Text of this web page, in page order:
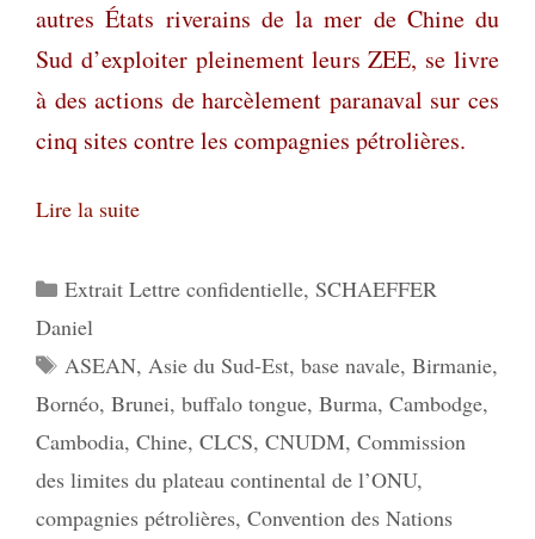
autres États riverains de la mer de Chine du
Sud d’exploiter pleinement leurs ZEE, se livre
à des actions de harcèlement paranaval sur ces
cinq sites contre les compagnies pétrolières.
Lire la suite
Catégories
Extrait Lettre confidentielle, SCHAEFFER
Daniel
Étiquettes
ASEAN, Asie du Sud-Est, base navale, Birmanie,
Bornéo, Brunei, buffalo tongue, Burma, Cambodge,
Cambodia, Chine, CLCS, CNUDM, Commission
des limites du plateau continental de l’ONU,
compagnies pétrolières, Convention des Nations